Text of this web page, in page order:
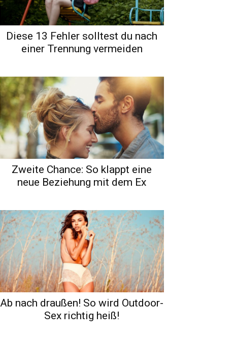
Diese 13 Fehler solltest du nach
einer Trennung vermeiden
Zweite Chance: So klappt eine
neue Beziehung mit dem Ex
Ab nach draußen! So wird Outdoor-
Sex richtig heiß!